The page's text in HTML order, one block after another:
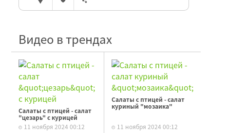
Видео в трендах
Салаты с птицей - салат
"цезарь" с курицей
11 ноября 2024 00:12
Салаты с птицей - салат
куриный "мозаика"
11 ноября 2024 00:12